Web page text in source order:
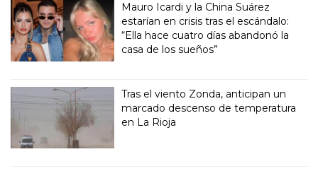
Mauro Icardi y la China Suárez
estarían en crisis tras el escándalo:
“Ella hace cuatro días abandonó la
casa de los sueños”
Tras el viento Zonda, anticipan un
marcado descenso de temperatura
en La Rioja